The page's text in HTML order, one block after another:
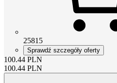
25815
Sprawdź szczegóły oferty
100.44 PLN
100.44 PLN